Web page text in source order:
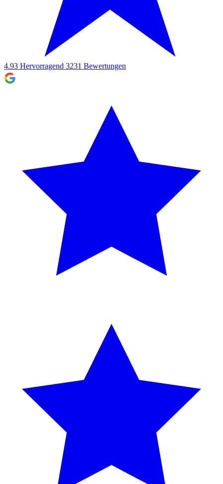
4.93 Hervorragend 3231 Bewertungen